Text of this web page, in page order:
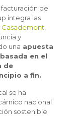
facturación de
integra las
Casademont
y
una apuesta
basada en el
de
a fin.
se ha
nacional
sostenible